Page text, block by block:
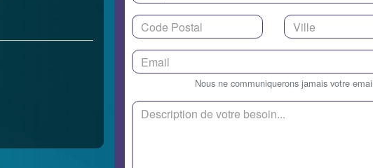
Nous ne communiquerons jamais votre